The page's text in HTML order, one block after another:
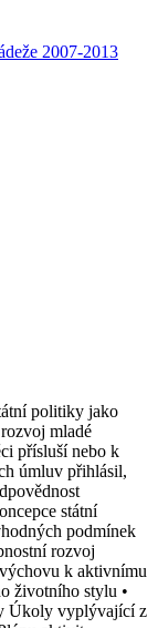
2007-2013
politiky jako
mladé
přísluší nebo k
úmluv přihlásil,
státní
podmínek
rozvoj
k aktivnímu
životního stylu •
Úkoly vyplývající z